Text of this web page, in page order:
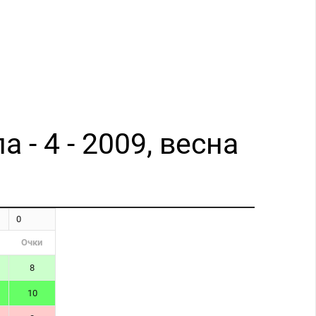
- 4 - 2009, весна
0
Очки
8
10